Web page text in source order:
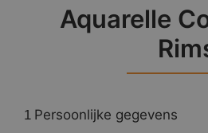
Aquarelle
1 Persoonlijke gegevens